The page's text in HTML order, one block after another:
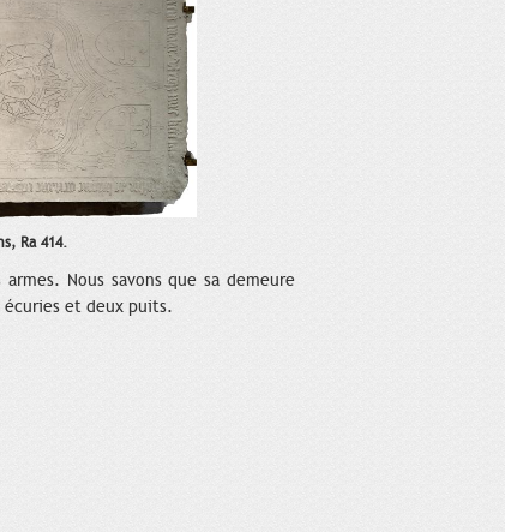
Ra 414.
Nous savons que sa demeure
écuries et deux puits.